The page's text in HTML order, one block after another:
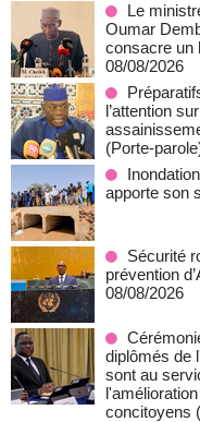
Le
Oumar
consacre un
08/08/2026
l’attention
(Porte-
apporte son
Sécurité
prévention
08/08/2026
diplômés de
sont au
concitoyens